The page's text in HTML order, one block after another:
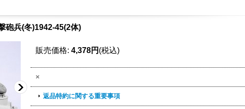
砲兵(冬)1942-45(2体)
販売価格: 4,378円 (税込)
×
返品特約に関する重要事項